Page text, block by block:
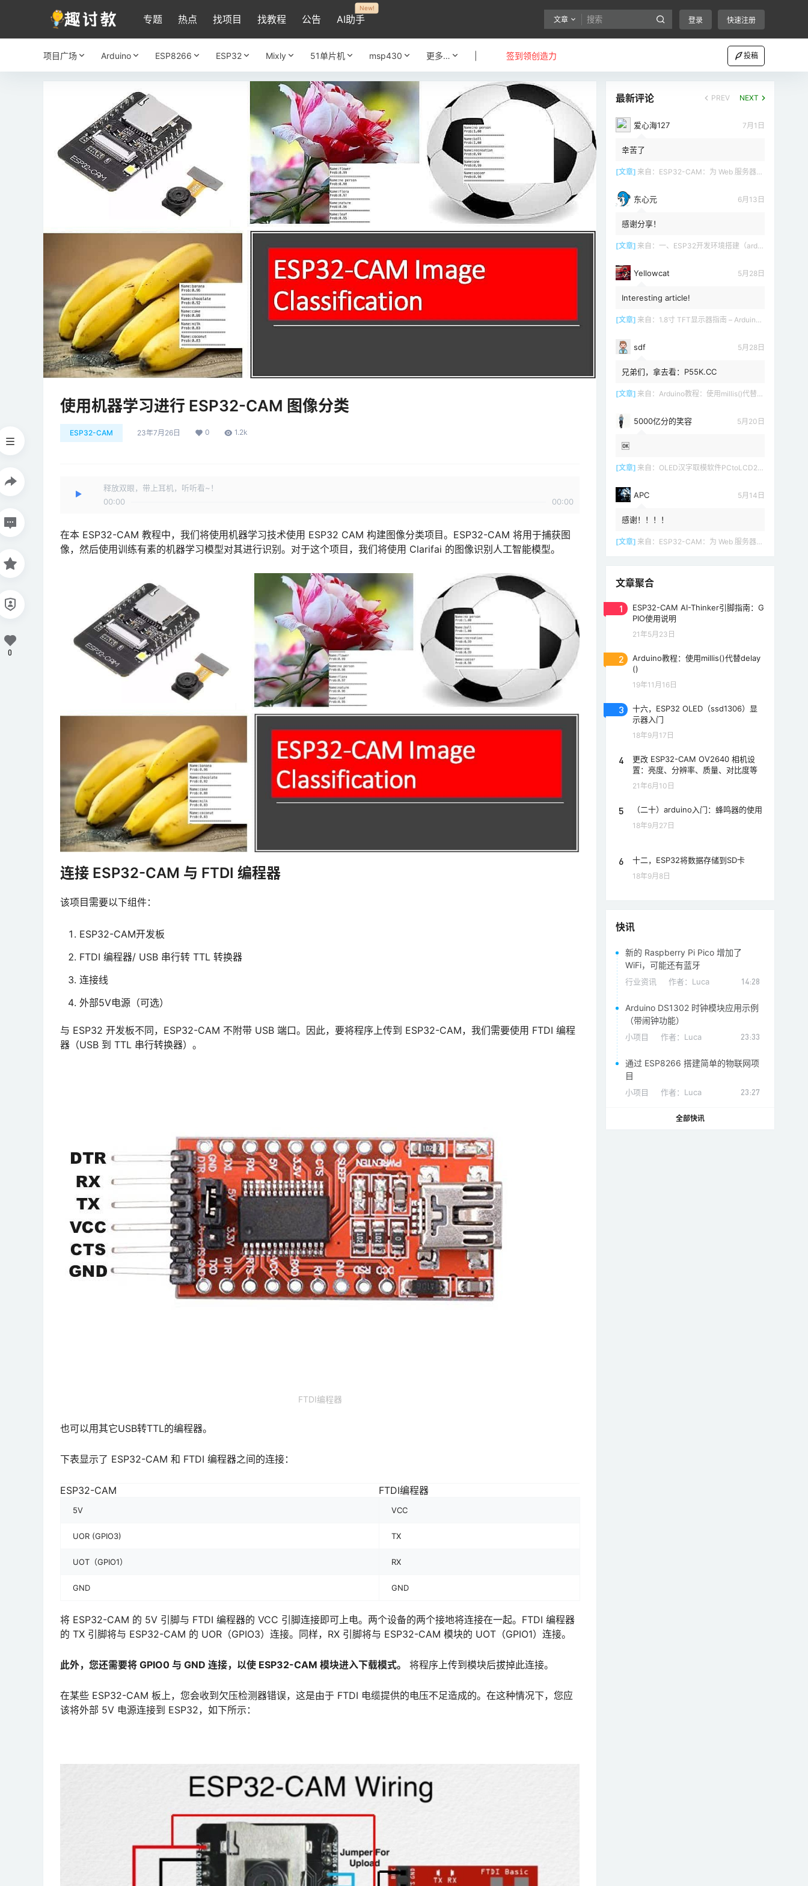
专题 热点 找项目 找教程 公告 AI助手
New!
文章 登录 快速注册
项目广场 Arduino ESP8266 ESP32 Mixly 51单片机 msp430 更多… 签到领创造力 投稿
使用机器学习进行 ESP32-CAM 图像分类
ESP32-CAM 23年7月26日 0 1.2k
释放双眼，带上耳机，听听看~！
00:00
00:00
在本 ESP32-CAM 教程中，我们将使用机器学习技术使用 ESP32 CAM 构建图像分类项目。ESP32-CAM 将用于捕获图
像，然后使用训练有素的机器学习模型对其进行识别。对于这个项目，我们将使用 Clarifai 的图像识别人工智能模型。
连接 ESP32-CAM 与 FTDI 编程器
该项目需要以下组件：
ESP32-CAM开发板
FTDI 编程器/ USB 串行转 TTL 转换器
连接线
外部5V电源（可选）
与 ESP32 开发板不同，ESP32-CAM 不附带 USB 端口。因此，要将程序上传到 ESP32-CAM，我们需要使用 FTDI 编程
器（USB 到 TTL 串行转换器）。
FTDI编程器
也可以用其它USB转TTL的编程器。
下表显示了 ESP32-CAM 和 FTDI 编程器之间的连接：
ESP32-CAM FTDI编程器
5V VCC
UOR (GPIO3) TX
UOT（GPIO1） RX
GND GND
将 ESP32-CAM 的 5V 引脚与 FTDI 编程器的 VCC 引脚连接即可上电。两个设备的两个接地将连接在一起。FTDI 编程器
的 TX 引脚将与 ESP32-CAM 的 UOR（GPIO3）连接。同样，RX 引脚将与 ESP32-CAM 模块的 UOT（GPIO1）连接。
此外，您还需要将 GPIO0 与 GND 连接，以使 ESP32-CAM 模块进入下载模式。 将程序上传到模块后拔掉此连接。
在某些 ESP32-CAM 板上，您会收到欠压检测器错误，这是由于 FTDI 电缆提供的电压不足造成的。在这种情况下，您应
该将外部 5V 电源连接到 ESP32，如下所示：
0
最新评论 PREV NEXT
爱心海127 7月1日
幸苦了
[文章] 来自： ESP32-CAM：为 Web 服务器（Arduino IDE）设置接入点（AP）
东心元 6月13日
感谢分享！
[文章] 来自： 一、ESP32开发环境搭建（arduino）
Yellowcat 5月28日
Interesting article!
[文章] 来自： 1.8寸 TFT显示器指南 – Arduino教程
sdf 5月28日
兄弟们，拿去看：P55K.CC
[文章] 来自： Arduino教程：使用millis()代替delay()
5000亿分的笑容 5月20日
🆗
[文章] 来自： OLED汉字取模软件PCtoLCD2002 LCD1602
APC 5月14日
感谢！！！！
[文章] 来自： ESP32-CAM：为 Web 服务器（Arduino IDE）设置接入点（AP）
文章聚合
1
ESP32-CAM AI-Thinker引脚指南：G
PIO使用说明
21年5月23日
2
Arduino教程：使用millis()代替delay
()
19年11月16日
3
十六，ESP32 OLED（ssd1306）显
示器入门
18年9月17日
4
更改 ESP32-CAM OV2640 相机设
置：亮度、分辨率、质量、对比度等
21年6月10日
5 （二十）arduino入门：蜂鸣器的使用
18年9月27日
6 十二，ESP32将数据存储到SD卡
18年9月8日
快讯
新的 Raspberry Pi Pico 增加了
WiFi，可能还有蓝牙
行业资讯 作者： Luca 14:28
Arduino DS1302 时钟模块应用示例
（带闹钟功能）
小项目 作者： Luca 23:33
通过 ESP8266 搭建简单的物联网项
目
小项目 作者： Luca 23:27
全部快讯